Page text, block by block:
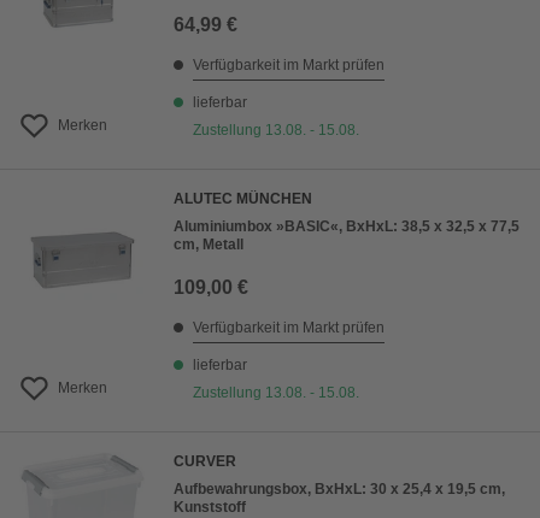
Merken
64,99 €
Verfügbarkeit im Markt prüfen
lieferbar
Zustellung 13.08. - 15.08.
Merken
ALUTEC MÜNCHEN
Aluminiumbox »BASIC«, BxHxL: 38,5 x 32,5 x 77,5
cm, Metall
109,00 €
Verfügbarkeit im Markt prüfen
lieferbar
Zustellung 13.08. - 15.08.
CURVER
Aufbewahrungsbox, BxHxL: 30 x 25,4 x 19,5 cm,
Kunststoff